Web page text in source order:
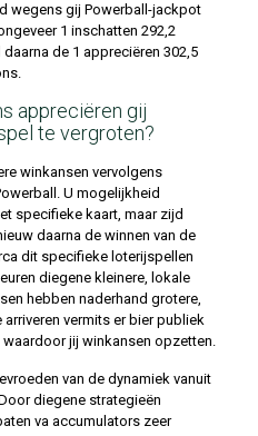
wegens gij Powerball-jackpot
1 inschatten 292,2
de 1 appreciëren 302,5
appreciëren gij
te vergroten?
winkansen vervolgens
U mogelijkheid
specifieke kaart, maar zijd
daarna de winnen van de
dit specifieke loterijspellen
diegene kleinere, lokale
hebben naderhand grotere,
vermits er bier publiek
jij winkansen opzetten.
van de dynamiek vanuit
diegene strategieën
va accumulators zeer